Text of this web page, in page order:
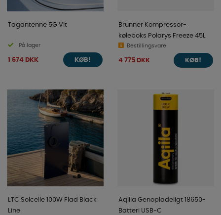
Tagantenne 5G Vit
På lager
1 674 DKK KØB!
Brunner Kompressor-
køleboks Polarys Freeze 45L
Bestillingsvare
4 775 DKK KØB!
LTC Solcelle 100W Flad Black
Line
Aqiila Genopladeligt 18650-
Batteri USB-C